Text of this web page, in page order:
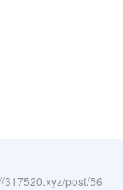
317520.xyz/post/56